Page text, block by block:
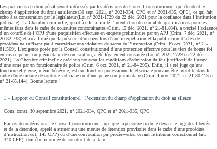
Les praticiens du droit pénal seront intéressés par les décisions du Conseil constitutionnel qui étendent le
champ d’application du droit au silence (30 sept. 2021, n° 2021-934, QPC et n° 2021-935, QPC), ce qui fait
écho à sa consécration par le législateur (Loi n° 2021-1729 du 22 déc. 2021 pour la confiance dans l’institution
judiciaire). La Chambre criminelle, quant à elle, a limité l’interdiction du cumul de qualifications pour les
mêmes faits dans le cadre de poursuites concomitantes (Crim. 15 déc. 2021, n° 21-81.864), a précisé l’exigence
d’un contrôle de l’OPJ d’une perquisition effectuée en enquête préliminaire par un APJ (Crim. 7 déc. 2021, n°
20-82.733) et a réaffirmé que la présence d’un tiers lors d’une interpellation et la publication d’actes de
procédure ne suffisent pas à caractériser une violation du secret de l’instruction (Crim. 19 oct. 2021, n° 21-
81.569). L’exigence posée par le Conseil constitutionnel d’une protection effective pour les tiers de bonne foi
en cas de peine complémentaire de confiscation, a été légalement consacrée (Loi n° 2021-1729 du 22 déc.
2021). La Chambre criminelle a précisé à nouveau les conditions d’admission du fait justificatif de l’usage
d’une arme par un fonctionnaire de police (Crim. 6 oct. 2021, n° 21-84.295). Enfin, il a été jugé qu’une
fonction religieuse, même bénévole, est une fonction professionnelle et sociale pouvant être interdite dans le
cadre d’une mesure de contrôle judiciaire ou d’une peine complémentaire (Crim. 4 nov. 2021, n° 21-80.413 et
n° 21-85.144). Bonne lecture !
1 – L’apport du Conseil constitutionnel : l’extension du champ d’application du droit au silence
Cons. const. 30 septembre 2021, n° 2021-934, QPC et n° 2021-935, QPC
Par ces deux décisions, le Conseil constitutionnel juge que la personne traduite devant le juge des libertés
et de la détention, appelé à statuer sur une mesure de détention provisoire dans le cadre d’une procédure
d’instruction (art. 145 CPP) ou d’une convocation par procès-verbal devant le tribunal correctionnel (art.
340 CPP), doit être informée de son droit de se taire.